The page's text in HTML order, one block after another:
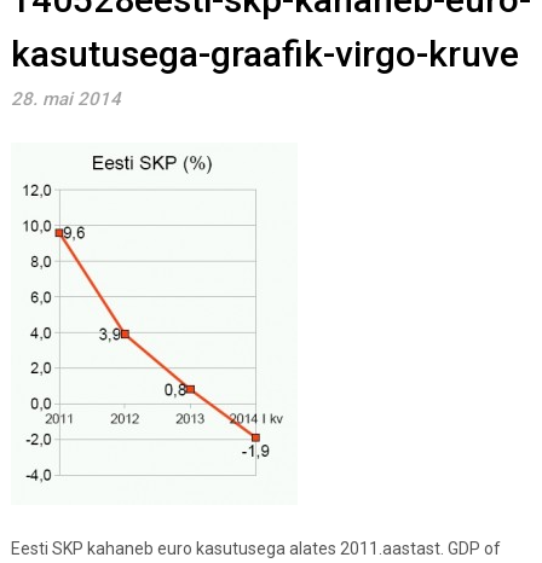
kasutusega-graafik-virgo-kruve
28. mai 2014
Eesti SKP kahaneb euro kasutusega alates 2011.aastast. GDP of